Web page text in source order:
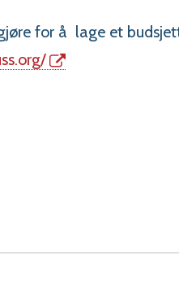
for å lage et